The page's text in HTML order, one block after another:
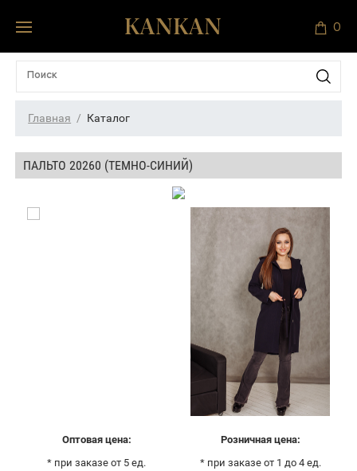
0
Главная Каталог
ПАЛЬТО 20260 (ТЕМНО-СИНИЙ)
Оптовая цена:
* при заказе от 5 ед.
Розничная цена:
* при заказе от 1 до 4 ед.